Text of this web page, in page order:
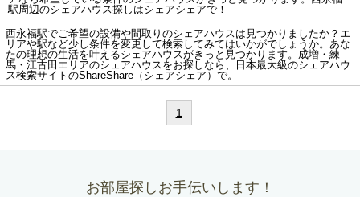
駅周辺のシェアハウス探しはシェアシェアで！
西永福駅でご希望の設備や間取りのシェアハウスは見つかりましたか？エ
リアや駅など少し条件を変更して検索してみてはいかがでしょうか。あな
たの理想の生活を叶えるシェアハウスがきっと見つかります。成増・練
馬・江古田エリアのシェアハウスをお探しなら、日本最大級のシェアハウ
ス検索サイトのShareShare（シェアシェア）で。
1
お部屋探しお手伝いします！